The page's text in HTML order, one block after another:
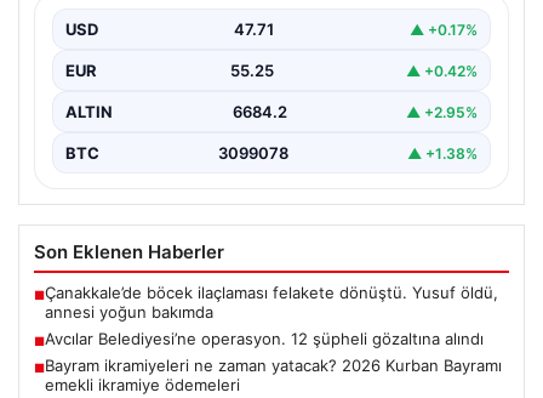
USD 47.71 ▲ +0.17%
EUR 55.25 ▲ +0.42%
ALTIN 6684.2 ▲ +2.95%
BTC 3099078 ▲ +1.38%
Son Eklenen Haberler
■Çanakkale’de böcek ilaçlaması felakete dönüştü. Yusuf öldü,
annesi yoğun bakımda
■Avcılar Belediyesi’ne operasyon. 12 şüpheli gözaltına alındı
■Bayram ikramiyeleri ne zaman yatacak? 2026 Kurban Bayramı
emekli ikramiye ödemeleri